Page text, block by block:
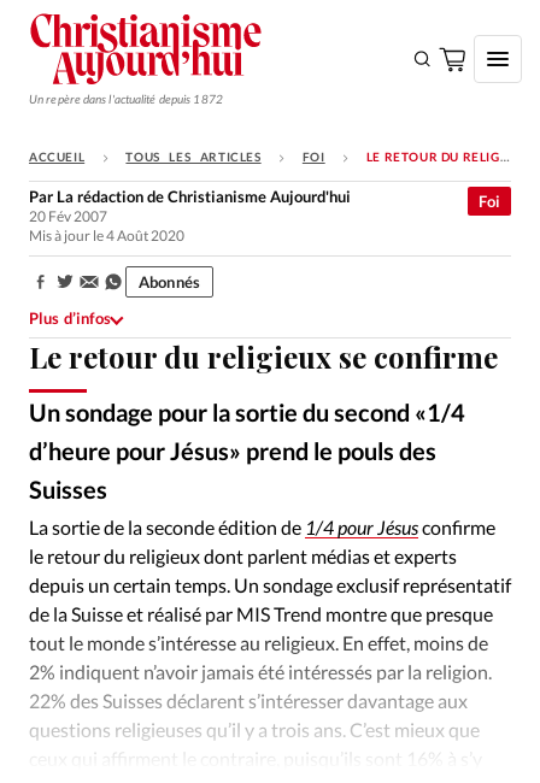
Un repère dans l'actualité depuis 1872
S'ABONNER
Monde
Opinions
Tous les articles
Faire un don
Emploi
Se connecter
Édition: Internationale
Devise:CHF
Tous les articles
Actualité chrétienne
Actualité internationale
Chronique
Culture
Dossier
Eglises Foi Génération réveil
Monde
ACCUEIL TOUS LES ARTICLES FOI LE RETOUR DU RELIGIEUX SE CONFIRME
Le retour du religieux se confirme
Un sondage pour la sortie du second «1/4
d’heure pour Jésus» prend le pouls des
Suisses
Foi
Par La rédaction de Christianisme Aujourd'hui
20 Fév 2007
Mis à jour le 4 Août 2020
Partager:
Abonnés
Plus d’infos
La sortie de la seconde édition de 1/4 pour Jésusconfirme
le retour du religieux dont parlent médias et experts
depuis un certain temps. Un sondage exclusif représentatif
de la Suisse et réalisé par MIS Trend montre que presque
tout le monde s’intéresse au religieux. En effet, moins de
2% indiquent n’avoir jamais été intéressés par la religion.
22% des Suisses déclarent s’intéresser davantage aux
questions religieuses qu’il y a trois ans. C’est mieux que
ceux qui affirment le contraire, puisqu’ils sont 16% à s’y